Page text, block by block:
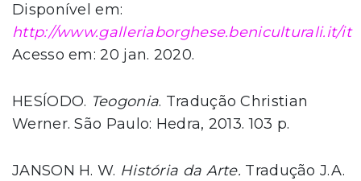
Disponível em:
http://www.galleriaborghese.beniculturali.it/it
Acesso em: 20 jan. 2020.
HESÍODO. Teogonia. Tradução Christian
Werner. São Paulo: Hedra, 2013. 103 p.
JANSON H. W. História da Arte. Tradução J.A.